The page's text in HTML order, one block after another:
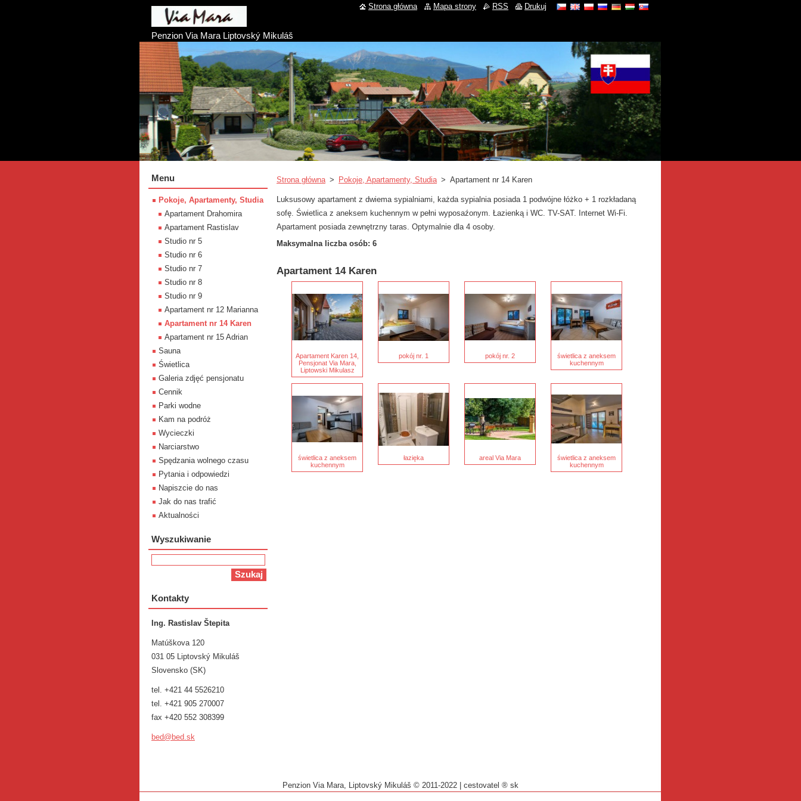
Penzion Via Mara Liptovský Mikuláš
Strona główna > Pokoje, Apartamenty, Studia > Apartament nr 14 Karen
Luksusowy apartament z dwiema sypialniami, każda sypialnia posiada 1 podwójne łóżko + 1 rozkładaną
sofę. Świetlica z aneksem kuchennym w pełni wyposaźonym. Łazienką i WC. TV-SAT. Internet Wi-Fi.
Apartament posiada zewnętrzny taras. Optymalnie dla 4 osoby.
Maksymalna liczba osób: 6
Apartament 14 Karen
Apartament Karen 14,
Pensjonat Via Mara,
Liptowski Mikulasz
pokój nr. 1 pokój nr. 2
świetlica z aneksem
kuchennym
świetlica z aneksem
kuchennym
łazięka areal Via Mara
świetlica z aneksem
kuchennym
Menu
Pokoje, Apartamenty, Studia
Apartament Drahomira
Apartament Rastislav
Studio nr 5
Studio nr 6
Studio nr 7
Studio nr 8
Studio nr 9
Apartament nr 12 Marianna
Apartament nr 14 Karen
Apartament nr 15 Adrian
Sauna
Świetlica
Galeria zdjęć pensjonatu
Cennik
Parki wodne
Kam na podróż
Wycieczki
Narciarstwo
Spędzania wolnego czasu
Pytania i odpowiedzi
Napiszcie do nas
Jak do nas trafić
Aktualności
Wyszukiwanie
Kontakty
Ing. Rastislav Štepita
Matúškova 120
031 05 Liptovský Mikuláš
Slovensko (SK)
tel. +421 44 5526210
tel. +421 905 270007
fax +420 552 308399
bed@bed.sk
Strona główna Mapa strony RSS Drukuj
Penzion Via Mara, Liptovský Mikuláš © 2011-2022 cestovatel ® sk